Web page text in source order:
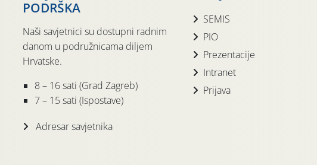
PODRŠKA
Naši savjetnici su dostupni radnim
danom u podružnicama diljem
Hrvatske.
8 – 16 sati (Grad Zagreb)
7 – 15 sati (Ispostave)
Adresar savjetnika
SEMIS
PIO
Prezentacije
Intranet
Prijava